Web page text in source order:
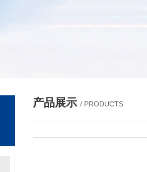
产品展示 / PRODUCTS